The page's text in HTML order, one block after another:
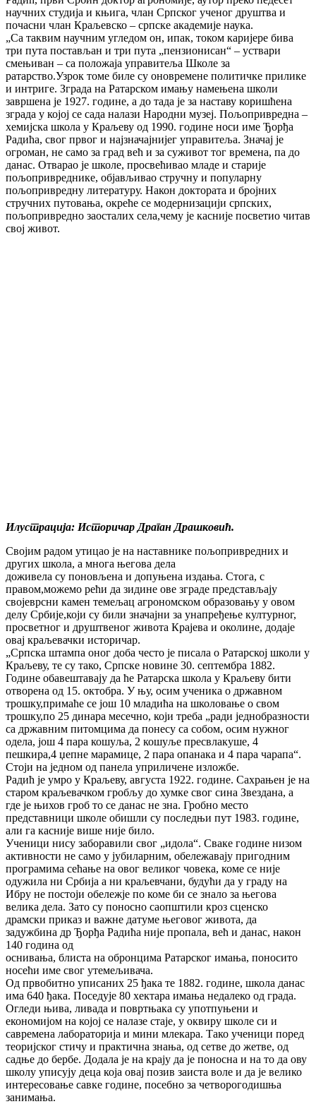
научних студија и књига, члан Српског ученог друштва и
почасни члан Краљевско – српске академије наука.
„Са таквим научним угледом он, ипак, током каријере бива
три пута постављан и три пута „пензионисан“ – уствари
смењиван – са положаја управитеља Школе за
ратарство.Узрок томе биле су оновремене политичке прилике
и интриге. Зграда на Ратарском имању намењена школи
завршена је 1927. године, а до тада је за наставу коришћена
зграда у којој се сада налази Народни музеј. Пољопривредна –
хемијска школа у Краљеву од 1990. године носи име Ђорђа
Радића, свог првог и најзначајнијег управитеља. Значај је
огроман, не само за град већ и за суживот тог времена, па до
данас. Отварао је школе, просвећивао младе и старије
пољопривреднике, објављивао стручну и популарну
пољопривредну литературу. Након доктората и бројних
стручних путовања, окреће се модернизацији српских,
пољопривредно заосталих села,чему је касније посветио читав
свој живот.
Илустрација: Историчар Драган Драшковић.
Својим радом утицао је на наставнике пољопривредних и
других школа, а многа његова дела
доживела су поновљена и допуњена издања. Стога, с
правом,можемо рећи да зидине ове зграде представљају
својеврсни камен темељац агрономском образовању у овом
делу Србије,који су били значајни за унапређење културног,
просветног и друштвеног живота Крајева и околине, додаје
овај краљевачки историчар.
„Српска штампа оног доба често је писала о Ратарској школи у
Краљеву, те су тако, Српске новине 30. септембра 1882.
Године обавештавају да ће Ратарска школа у Краљеву бити
отворена од 15. октобра. У њу, осим ученика о државном
трошку,примаће се још 10 младића на школовање о свом
трошку,по 25 динара месечно, који треба „ради једнобразности
са државним питомцима да понесу са собом, осим нужног
одела, још 4 пара кошуља, 2 кошуље пресвлакуше, 4
пешкира,4 џепне марамице, 2 пара опанака и 4 пара чарапа“.
Стоји на једном од панела уприличене изложбе.
Радић је умро у Краљеву, августа 1922. године. Сахрањен је на
старом краљевачком гробљу до хумке свог сина Звездана, а
где је њихов гроб то се данас не зна. Гробно место
представници школе обишли су последњи пут 1983. године,
али га касније више није било.
Ученици нису заборавили свог „идола“. Сваке године низом
активности не само у јубиларним, обележавају пригодним
програмима сећање на овог великог човека, коме се није
одужила ни Србија а ни краљевчани, будући да у граду на
Ибру не постоји обележје по коме би се знало за његова
велика дела. Зато су поносно саопштили кроз сценско
драмски приказ и важне датуме његовог живота, да
задужбина др Ђорђа Радића није пропала, већ и данас, након
140 година од
оснивања, блиста на обронцима Ратарског имања, поносито
носећи име свог утемељивача.
Од првобитно уписаних 25 ђака те 1882. године, школа данас
има 640 ђака. Поседује 80 хектара имања недалеко од града.
Огледи њива, ливада и повртњака су употпуњени и
економијом на којој се налазе стаје, у оквиру школе си и
савремена лабораторија и мини млекара. Тако ученици поред
теоријског стичу и практична знања, од сетве до жетве, од
садње до бербе. Додала је на крају да је поносна и на то да ову
школу уписују деца која овај позив заиста воле и да је велико
интересовање савке године, посебно за четворогодишња
занимања.